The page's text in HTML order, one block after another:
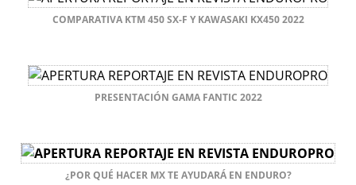
COMPARATIVA KTM 450 SX-F Y KAWASAKI KX450 2022
PRESENTACIÓN GAMA FANTIC 2022
¿POR QUÉ HACER MX TE AYUDARÁ EN ENDURO?